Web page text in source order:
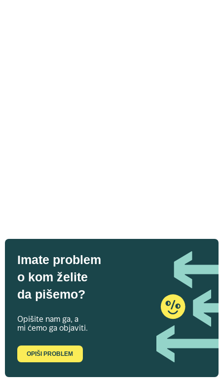
Imate problem
o kom želite
da pišemo?
Opišite nam ga, a
mi ćemo ga objaviti.
OPIŠI PROBLEM